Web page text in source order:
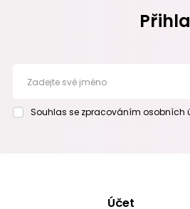
Zadejte své jméno
Souhlas se zpracováním osobních
Účet